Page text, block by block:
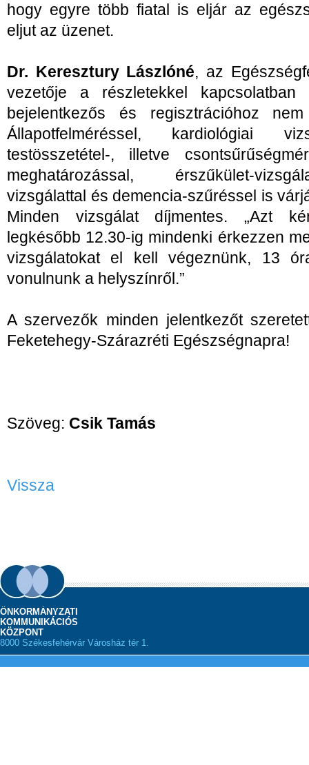
hogy egyre több fiatal is eljár az
eljut az üzenet.
Dr. Keresztury Lászlóné, az
vezetője a részletekkel
bejelentkezős és regisztrációhoz
Állapotfelméréssel, kardiológiai
testösszetétel-, illetve
meghatározással, érszűkület-
vizsgálattal és demencia-szűréssel is
Minden vizsgálat díjmentes. „Azt
legkésőbb 12.30-ig mindenki érkezzen
vizsgálatokat el kell végeznünk, 13
vonulnunk a helyszínről.”
A szervezők minden jelentkezőt
Feketehegy-Szárazréti Egészségnapra!
Szöveg: Csik Tamás
Vissza
ÖNKORMÁNYZATI
KOMMUNIKÁCIÓS
KÖZPONT
8000 Székesfehérvár Városház tér 1.